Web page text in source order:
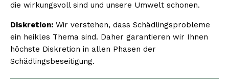
die wirkungsvoll sind und unsere Umwelt schonen.
Diskretion: Wir verstehen, dass Schädlingsprobleme
ein heikles Thema sind. Daher garantieren wir Ihnen
höchste Diskretion in allen Phasen der
Schädlingsbeseitigung.